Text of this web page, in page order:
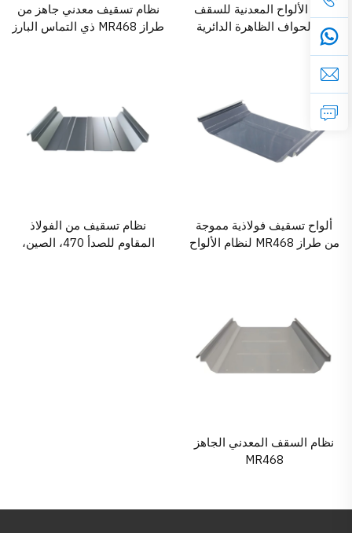
نظام الألواح المعدنية للسقف
ذي الحواف الظاهرة الدائرية
نطاق واسع، مقاوم للعوامل
الجوية، وقادر على التكيُّف
نظام تسقيف معدني جاهز من
طراز MR468 ذي التماس البارز
ألواح تسقيف فولاذية مموجة
من طراز MR468 لنظام الألواح
نظام تسقيف من الفولاذ
المقاوم للصدأ 470، الصين،
نظام السقف المعدني الجاهز
MR468